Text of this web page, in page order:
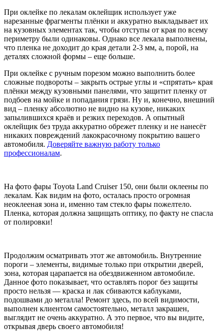
При оклейке по лекалам оклейщик использует уже
нарезанные фрагменты плёнки и аккуратно выкладывает их
на кузовных элементах так, чтобы отступы от края по всему
периметру были одинаковы. Однако все лекала выполнены,
что пленка не доходит до края детали 2-3 мм, а, порой, на
деталях сложной формы – еще больше.
При оклейке с ручным порезом можно выполнить более
сложные подвороты – закрыть острые углы и «спрятать» края
плёнки между кузовными панелями, что защитит пленку от
подбоев на мойке и попадания грязи. Ну и, конечно, внешний
вид – пленку абсолютно не видно на кузове, никаких
запылившихся краёв и резких переходов. А опытный
оклейщик без труда аккуратно обрежет пленку и не нанесёт
никаких повреждений лакокрасочному покрытию вашего
автомобиля. Доверяйте важную работу только
профессионалам.
На фото фары Toyota Land Cruiser 150, они были оклеены по
лекалам. Как видим на фото, осталась просто огромная
неоклееная зона и, именно там стекло фары пожелтело.
Пленка, которая должна защищать оптику, по факту не спасла
от полировки!
Продолжим осматривать этот же автомобиль. Внутренние
пороги – элементы, видимые только при открытии дверей,
зона, которая царапается на обездвиженном автомобиле.
Данное фото показывает, что оставлять порог без защиты
просто нельзя — краска и лак сбиваются каблуками,
подошвами до металла! Ремонт здесь, по всей видимости,
выполнен клиентом самостоятельно, металл закрашен,
выглядит не очень аккуратно. А это первое, что вы видите,
открывая дверь своего автомобиля!